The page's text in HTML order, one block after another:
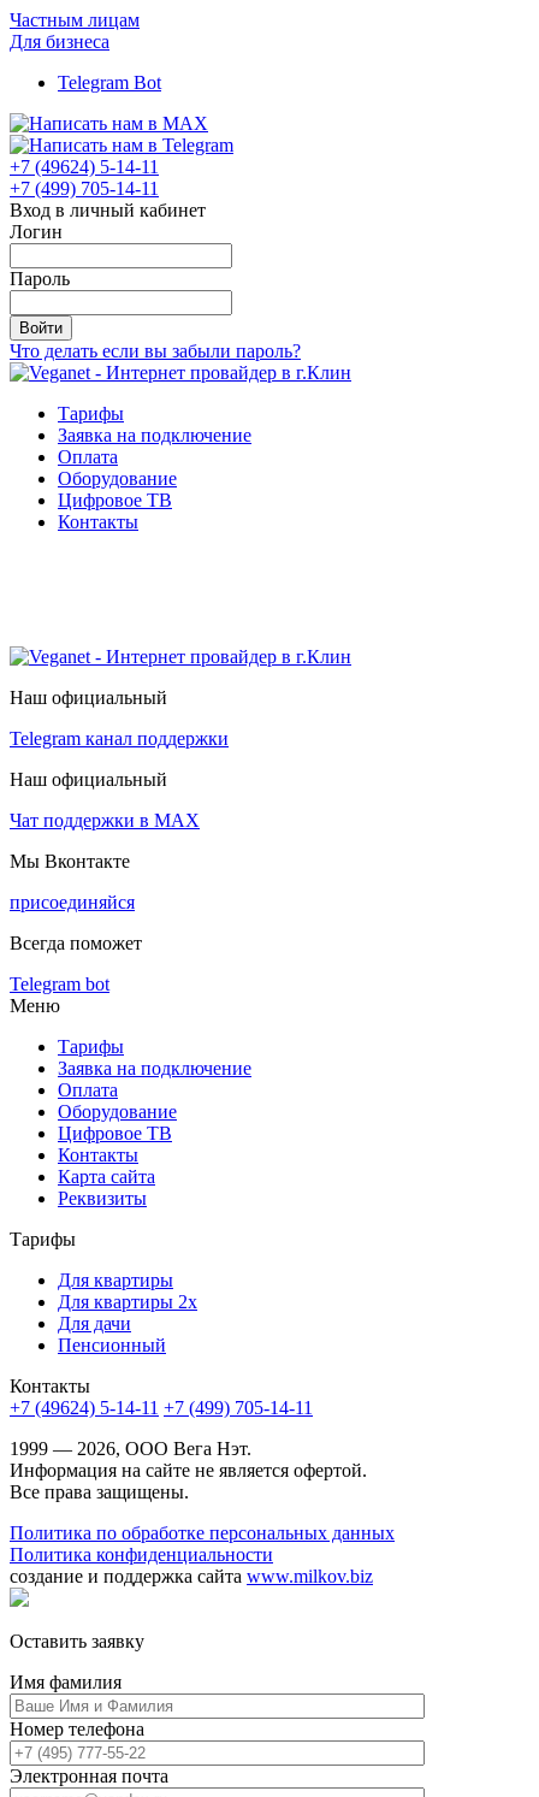
Частным лицам
Для бизнеса
Telegram Bot
+7 (49624) 5-14-11
+7 (499) 705-14-11
Вход в личный кабинет
Логин
Пароль
Войти
Что делать если вы забыли пароль?
Тарифы
Заявка на подключение
Оплата
Оборудование
Цифровое ТВ
Контакты
Наш официальный
Telegram канал поддержки
Наш официальный
Чат поддержки в МАХ
Мы Вконтакте
присоединяйся
Всегда поможет
Telegram bot
Меню
Тарифы
Заявка на подключение
Оплата
Оборудование
Цифровое ТВ
Контакты
Карта сайта
Реквизиты
Тарифы
Для квартиры
Для квартиры 2х
Для дачи
Пенсионный
Контакты
+7 (49624) 5-14-11 +7 (499) 705-14-11
1999 — 2026, ООО Вега Нэт.
Информация на сайте не является офертой.
Все права защищены.
Политика по обработке персональных данных
Политика конфиденциальности
создание и поддержка сайта www.milkov.biz
Оставить заявку
Имя фамилия
Номер телефона
Электронная почта